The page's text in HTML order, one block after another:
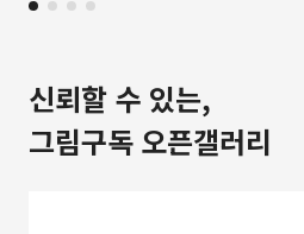
신뢰할 수 있는,
그림구독 오픈갤러리